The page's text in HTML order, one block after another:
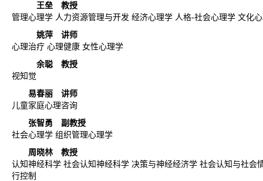
王垒
教授
管理心理学 人力资源管理与开发 经济心理学 人格-社会心理学 文化
姚萍
讲师
心理治疗 心理健康 女性心理学
余聪
教授
视知觉
易春丽
讲师
儿童家庭心理咨询
张智勇
副教授
社会心理学 组织管理心理学
周晓林
教授
认知神经科学 社会认知神经科学 决策与神经经济学 社会认知与社会
行控制